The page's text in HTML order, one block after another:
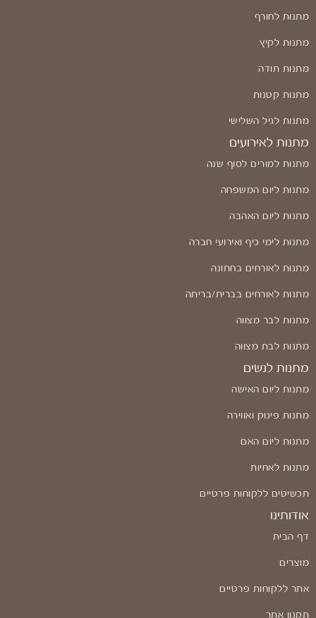
מתנות לחורף
מתנות לקיץ
מתנות תודה
מתנות קטנות
מתנות לגיל השלישי
מתנות לאירועים
מתנות למורים לסוף שנה
מתנות ליום המשפחה
מתנות ליום האהבה
מתנות לימי כיף ואירועי חברה
מתנות לאורחים בחתונה
מתנות לאורחים בברית/בריתה
מתנות לבר מצווה
מתנות לבת מצווה
מתנות לנשים
מתנות ליום האישה
מתנות פינוק ואווירה
מתנות ליום האם
מתנות לאחיות
תכשיטים ללקוחות פרטיים
אודותינו
דף הבית
מוצרים
אתר ללקוחות פרטיים
תקנון אתר